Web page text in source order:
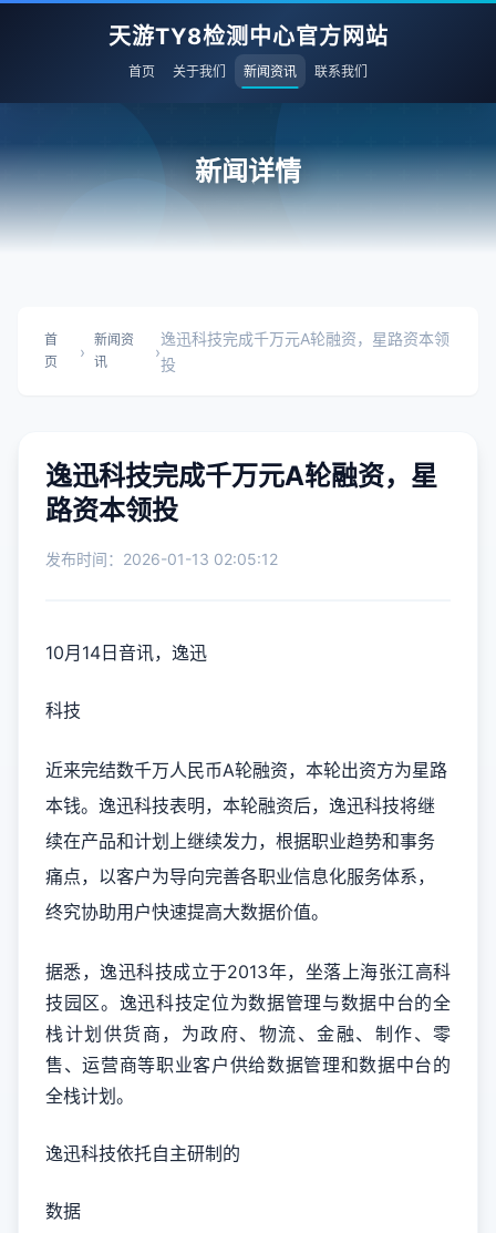
天游TY8检测中心官方网站
首页 关于我们 新闻资讯 联系我们
新闻详情
首
页
›
新闻资
讯
›
逸迅科技完成千万元A轮融资，星路资本领
投
逸迅科技完成千万元A轮融资，星
路资本领投
发布时间：2026-01-13 02:05:12
10月14日音讯，逸迅
科技
近来完结数千万人民币A轮融资，本轮出资方为星路
本钱。逸迅科技表明，本轮融资后，逸迅科技将继
续在产品和计划上继续发力，根据职业趋势和事务
痛点，以客户为导向完善各职业信息化服务体系，
终究协助用户快速提高大数据价值。
据悉，逸迅科技成立于2013年，坐落上海张江高科
技园区。逸迅科技定位为数据管理与数据中台的全
栈计划供货商，为政府、物流、金融、制作、零
售、运营商等职业客户供给数据管理和数据中台的
全栈计划。
逸迅科技依托自主研制的
数据